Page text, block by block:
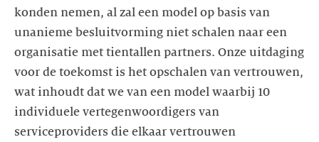
konden nemen, al zal een model op basis van
unanieme besluitvorming niet schalen naar een
organisatie met tientallen partners. Onze uitdaging
voor de toekomst is het opschalen van vertrouwen,
wat inhoudt dat we van een model waarbij 10
individuele vertegenwoordigers van
serviceproviders die elkaar vertrouwen